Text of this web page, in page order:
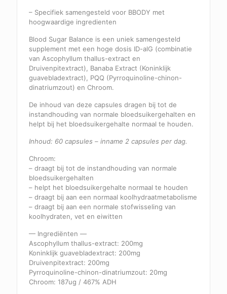
– Specifiek samengesteld voor BBODY met
hoogwaardige ingredienten
Blood Sugar Balance is een uniek samengesteld
supplement met een hoge dosis ID-alG (combinatie
van Ascophyllum thallus-extract en
Druivenpitextract), Banaba Extract (Koninklijk
guavebladextract), PQQ (Pyrroquinoline-chinon-
dinatriumzout) en Chroom.
De inhoud van deze capsules dragen bij tot de
instandhouding van normale bloedsuikergehalten en
helpt bij het bloedsuikergehalte normaal te houden.
Inhoud: 60 capsules – inname 2 capsules per dag.
Chroom:
– draagt bij tot de instandhouding van normale
bloedsuikergehalten
– helpt het bloedsuikergehalte normaal te houden
– draagt bij aan een normaal koolhydraatmetabolisme
– draagt bij aan een normale stofwisseling van
koolhydraten, vet en eiwitten
— Ingrediënten —
Ascophyllum thallus-extract: 200mg
Koninklijk guavebladextract: 200mg
Druivenpitextract: 200mg
Pyrroquinoline-chinon-dinatriumzout: 20mg
Chroom: 187ug / 467% ADH